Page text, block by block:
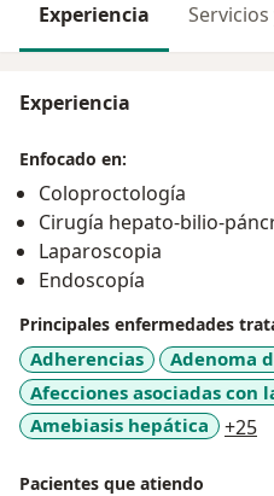
Experiencia
Experiencia
Enfocado en:
Coloproctología
Cirugía hepato-bilio-
Laparoscopia
Endoscopía
Principales enfermedades
Adherencias
Adenoma
Afecciones asociadas con
Amebiasis hepática
+25
Pacientes que atiendo